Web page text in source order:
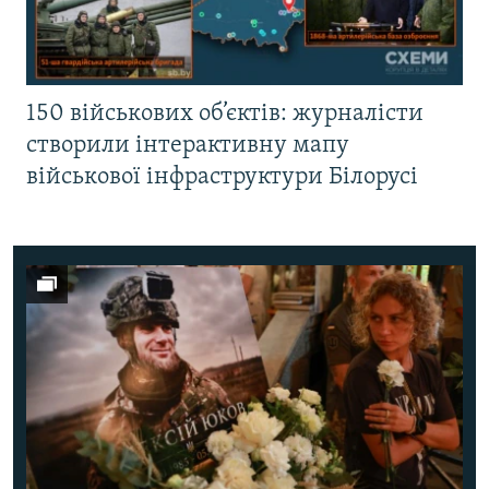
150 військових об’єктів: журналісти
створили інтерактивну мапу
військової інфраструктури Білорусі